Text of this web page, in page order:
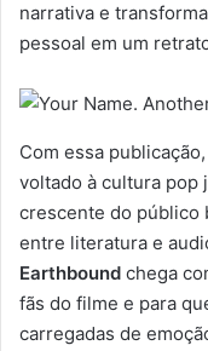
narrativa e
pessoal em um
Com essa
voltado à cultura pop
crescente do público
entre literatura e
Earthbound chega
fãs do filme e para
carregadas de